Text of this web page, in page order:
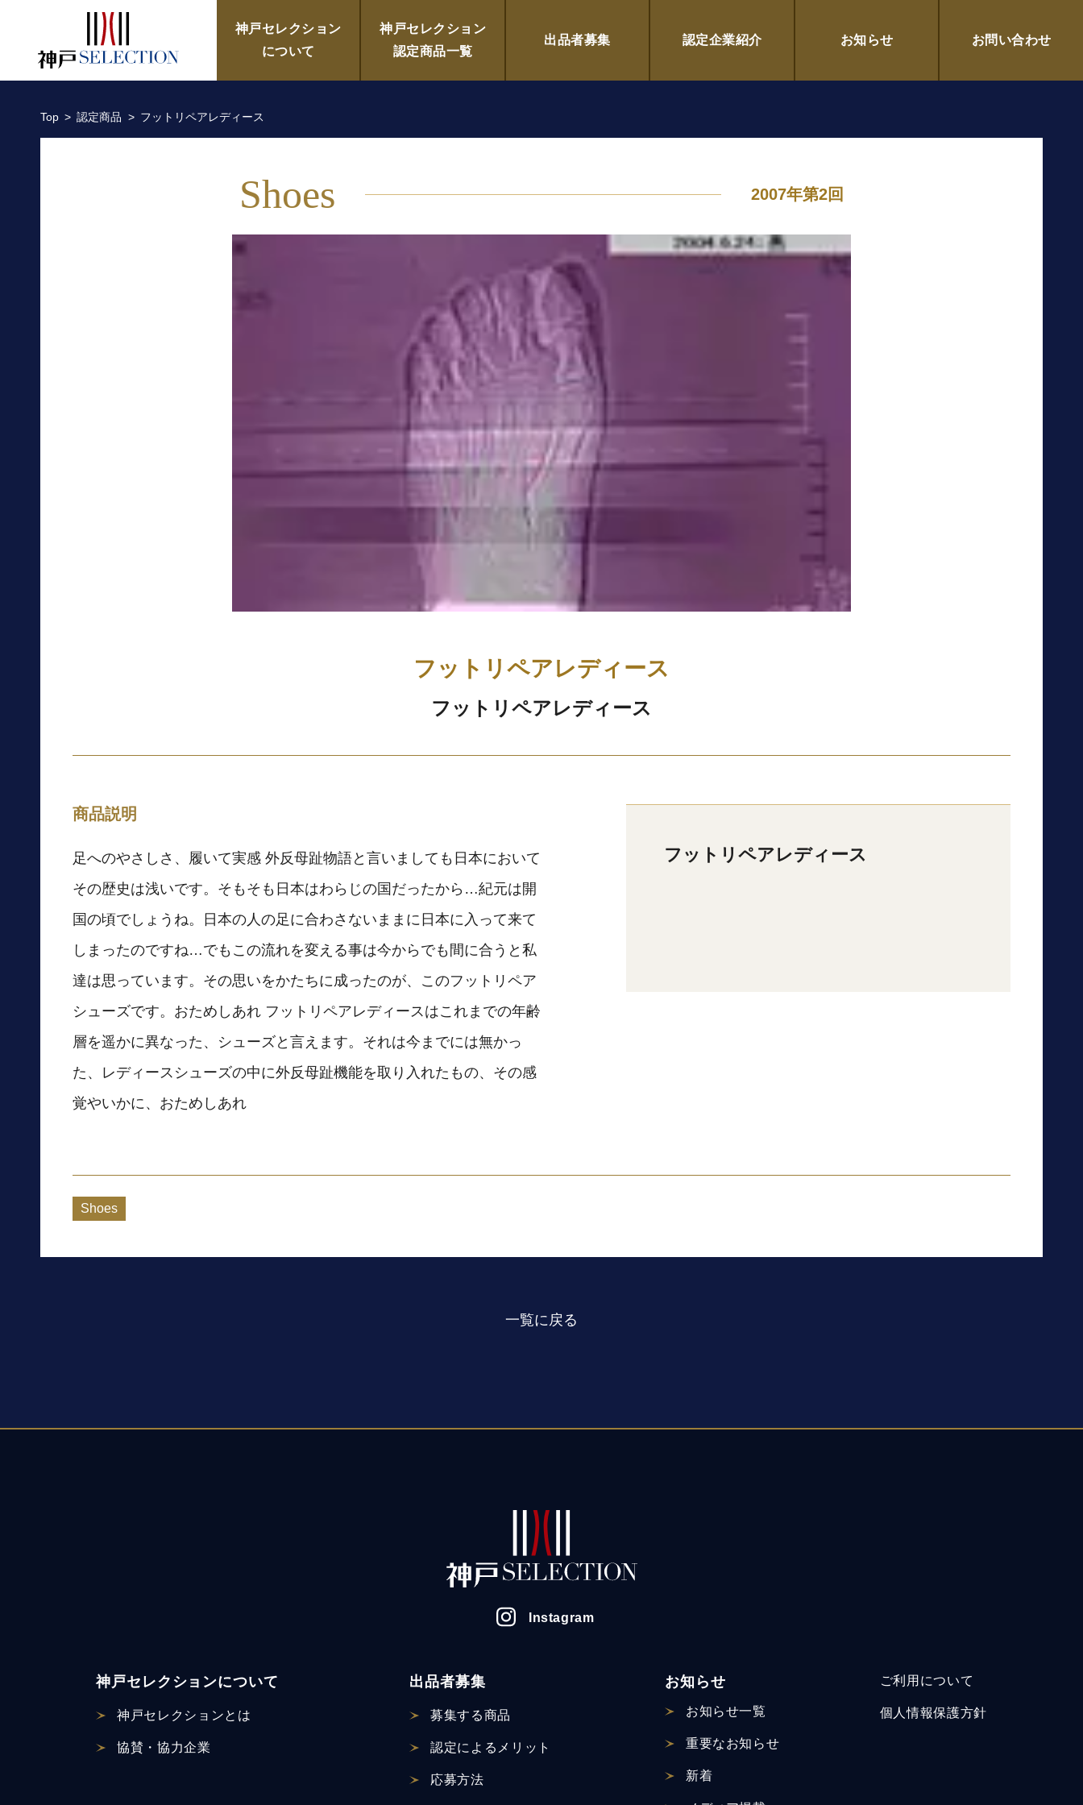
フットリペアレディース／フットリペアレディース
神戸セレクション
について
神戸セレクション
認定商品一覧
出品者募集 認定企業紹介 お知らせ お問い合わせ
Top 認定商品 フットリペアレディース
Shoes 2007年第2回
フットリペアレディース
フットリペアレディース
商品説明
足へのやさしさ、履いて実感 外反母趾物語と言いましても日本において
その歴史は浅いです。そもそも日本はわらじの国だったから…紀元は開
国の頃でしょうね。日本の人の足に合わさないままに日本に入って来て
しまったのですね…でもこの流れを変える事は今からでも間に合うと私
達は思っています。その思いをかたちに成ったのが、このフットリペア
シューズです。おためしあれ フットリペアレディースはこれまでの年齢
層を遥かに異なった、シューズと言えます。それは今までには無かっ
た、レディースシューズの中に外反母趾機能を取り入れたもの、その感
覚やいかに、おためしあれ
フットリペアレディース
Shoes
一覧に戻る
Instagram
神戸セレクションについて
神戸セレクションとは
協賛・協力企業
出品者募集
募集する商品
認定による メリット
応募方法
お知らせ
お知らせ一覧
重要なお知らせ
新着
ご利用について
個人情報保護方針